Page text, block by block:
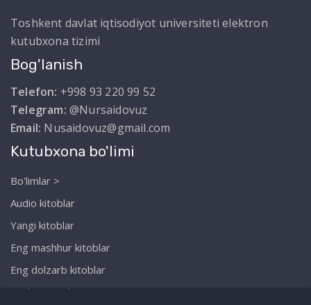
Toshkent davlat iqtisodiyot universiteti elektron
kutubxona tizimi
Bog'lanish
Telefon: +998 93 220 99 52
Telegram: @Nursaidovuz
Email: Nusaidovuz@gmail.com
Kutubxona bo'limi
Bo'limlar >
Audio kitoblar
Yangi kitoblar
Eng mashhur kitoblar
Eng dolzarb kitoblar
Biz haqimizda